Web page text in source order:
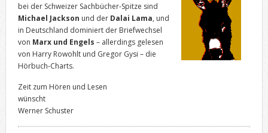
bei der Schweizer Sachbücher-Spitze sind
Michael Jackson und der Dalai Lama, und
in Deutschland dominiert der Briefwechsel
von Marx und Engels – allerdings gelesen
von Harry Rowohlt und Gregor Gysi – die
Hörbuch-Charts.
Zeit zum Hören und Lesen
wünscht
Werner Schuster